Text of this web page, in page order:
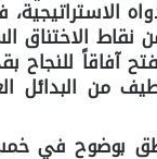
الاستراتيجية،
الاختناق
آفاقاً للنجاح
من
بوضوح في